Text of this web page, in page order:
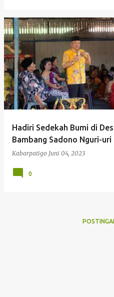
Hadiri Sedekah Bumi di
Bambang Sadono Nguri-
Kabarpatigo Juni 04, 2023
0